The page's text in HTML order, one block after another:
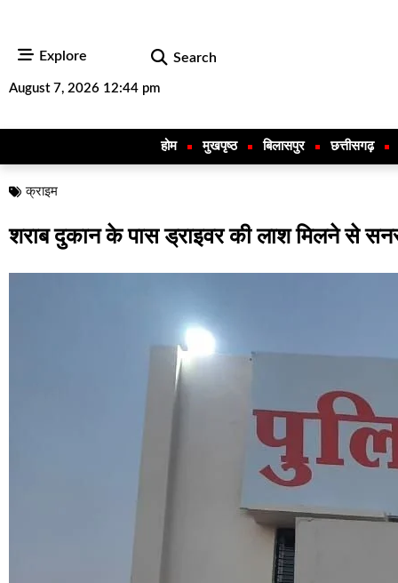
Explore Search
August 7, 2026 12:44 pm
होम मुखपृष्ठ बिलासपुर छत्तीसगढ़
क्राइम
शराब दुकान के पास ड्राइवर की लाश मिलने से